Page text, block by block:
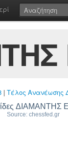
| Τέλος Ανανέωσης
Source: chessfed.gr